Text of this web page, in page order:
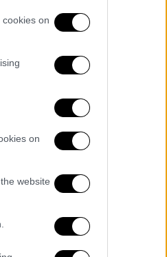
on
on
website